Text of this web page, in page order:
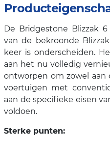
De Bridgestone Blizzak
van de bekroonde
keer is onderscheiden.
aan het nu volledig
ontworpen om zowel aan
voertuigen met
aan de specifieke eisen
voldoen.
Sterke punten: